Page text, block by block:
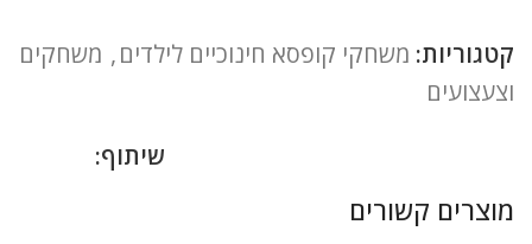
קטגוריות: משחקי קופסא חינוכיים לילדים, משחקים
וצעצועים
שיתוף:
מוצרים קשורים